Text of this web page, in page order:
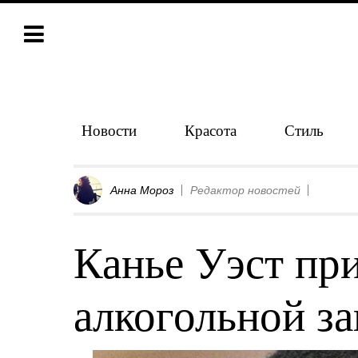
Новости Красота Стиль
Анна Мороз Редактор новостей
Канье Уэст
алкогольной